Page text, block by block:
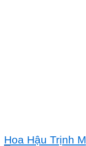
Hoa Hậu Trịnh